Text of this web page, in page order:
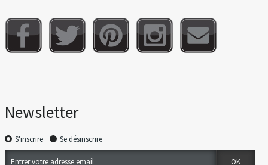
Newsletter
S'inscrire Se désinscrire